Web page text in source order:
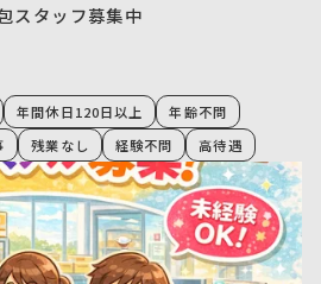
スタッフ募集中
年間休日120日以上
年齢不問
残業なし 経験不問 高待遇